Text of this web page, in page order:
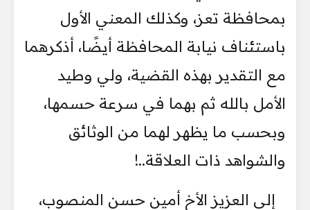
بمحافظة تعز، وكذلك المعني الأول
باستئناف نيابة المحافظة أيضًا، أذكرهما
مع التقدير بهذه القضية، ولي وطيد
الأمل بالله ثم بهما في سرعة حسمها،
وبحسب ما يظهر لهما من الوثائق
والشواهد ذات العلاقة..!
إلى العزيز الأخ أمين حسن المنصوب،